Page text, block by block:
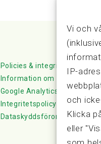
Vi och
IP-
och
Klicka
eller
Policies & integritet
Information om Cookie-
Google Analytics
Integritetspolicy
Dataskyddsförordningen